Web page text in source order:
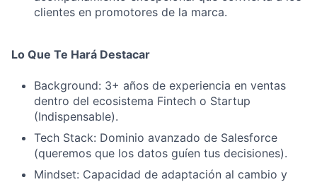
clientes en promotores de la marca.
Lo Que Te Hará Destacar
Background: 3+ años de experiencia en ventas
dentro del ecosistema Fintech o Startup
(Indispensable).
Tech Stack: Dominio avanzado de Salesforce
(queremos que los datos guíen tus decisiones).
Mindset: Capacidad de adaptación al cambio y